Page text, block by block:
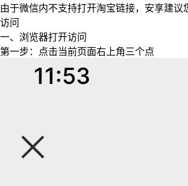
由于微信内不支持打开淘宝链接，安享建议
访问
一、浏览器打开访问
第一步：点击当前页面右上角三个点